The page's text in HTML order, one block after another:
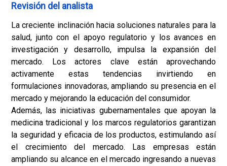
Revisión del analista
La creciente inclinación hacia soluciones naturales para la
salud, junto con el apoyo regulatorio y los avances en
investigación y desarrollo, impulsa la expansión del
mercado. Los actores clave están aprovechando
activamente estas tendencias invirtiendo en
formulaciones innovadoras, ampliando su presencia en el
mercado y mejorando la educación del consumidor.
Además, las iniciativas gubernamentales que apoyan la
medicina tradicional y los marcos regulatorios garantizan
la seguridad y eficacia de los productos, estimulando así
el crecimiento del mercado. Las empresas están
ampliando su alcance en el mercado ingresando a nuevas